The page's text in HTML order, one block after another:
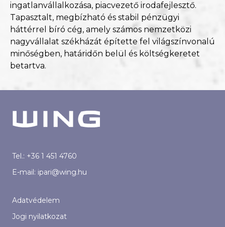
ingatlanvállalkozása, piacvezető irodafejlesztő.
Tapasztalt, megbízható és stabil pénzügyi
háttérrel bíró cég, amely számos nemzetközi
nagyvállalat székházát építette fel világszínvonalú
minőségben, határidőn belül és költségkeretet
betartva.
Tel.: +36 1 451 4760
E-mail: ipari@wing.hu
Adatvédelem
Jogi nyilatkozat